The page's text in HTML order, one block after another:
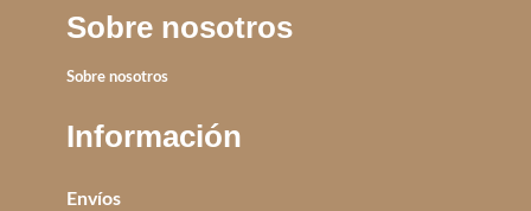
Sobre nosotros
Sobre nosotros
Información
Envíos